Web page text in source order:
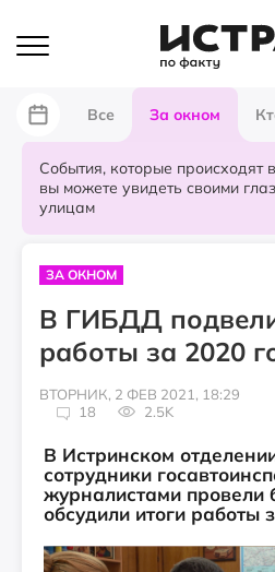
Все За окном
События, которые происходят
вы можете увидеть своими
улицам
ЗА ОКНОМ
В ГИБДД
работы за 2020
ВТОРНИК, 2 ФЕВ 2021, 18:29
18
2.5K
В Истринском
сотрудники
журналистами провели
обсудили итоги работы